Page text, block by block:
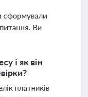
сформували
Ви
і як він
платників